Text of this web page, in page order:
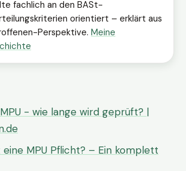
fachlich an den BASt-
orientiert – erklärt aus
Perspektive. Meine
- wie lange wird geprüft? |
MPU Pflicht? – Ein komplett